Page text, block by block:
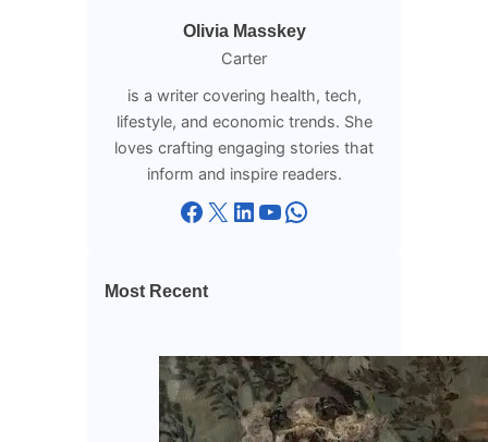
Olivia Masskey
Carter
is a writer covering health, tech,
lifestyle, and economic trends. She
loves crafting engaging stories that
inform and inspire readers.
Facebook X LinkedIn YouTube WhatsApp
Most Recent